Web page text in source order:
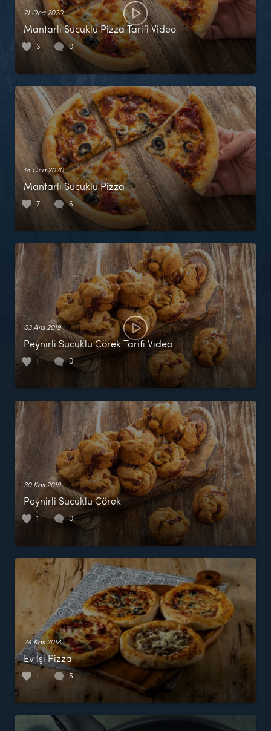
21 Oca 2020
Mantarlı Sucuklu Pizza Tarifi Video
3 0
18 Oca 2020
Mantarlı Sucuklu Pizza
7 6
03 Ara 2019
Peynirli Sucuklu Çörek Tarifi Video
1 0
30 Kas 2019
Peynirli Sucuklu Çörek
1 0
24 Kas 2018
Ev İşi Pizza
1 5